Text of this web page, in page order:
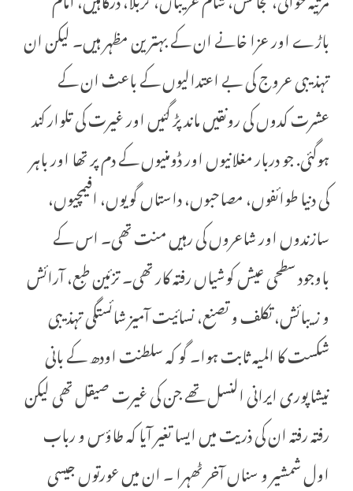
باڑے اور عزا خانے ان کے بہترین مظہر ہیں۔ لیکن ان
تہذیبی عروج کی بے اعتدالیوں کے باعث ان کے
عشرت کدوں کی رونقیں ماند پڑ گئیں اور غیرت کی تلوار کند
ہوگئی. جو دربار مغلانیوں اور ڈومنیوں کے دم پر تھا اور باہر
کی دنیا طوائفوں، مصاحبوں، داستاں گویوں، افیمچیوں،
سازندوں اور شاعروں کی رہیں منت تھی۔ اس کے
باوجود سطحی عیش کوشیاں رفتہ کار تھی۔ تزئین طبع، آرائش
و زیبائش، تکلف و تصنع، نسائیت آمیز شائستگی تہذیبی
شکست کا المیہ ثابت ہوا۔ گو کہ سلطنت اودھ کے بانی
نیشاپوری ایرانی النسل تھے جن کی غیرت صیقل تھی لیکن
رفتہ رفتہ ان کی ذریت میں ایسا تغیر آیا کہ طاؤس و رباب
اول شمشیر و سناں آخر ٹھہرا ۔ ان میں عورتوں جیسی